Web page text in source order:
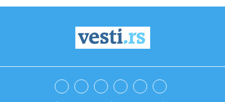
Građani traže hitnu kontrolu cementare u Beočinu zbog
22:37:Strategy prodao bitcoin drugi put u istoriji zbog pritiska na
Sve spremno za Mundijal: Poznati konačni spiskovi svih 48